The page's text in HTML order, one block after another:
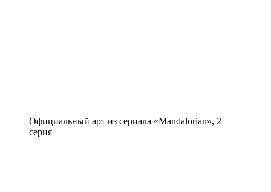
Официальный арт из сериала «Mandalorian», 2
серия